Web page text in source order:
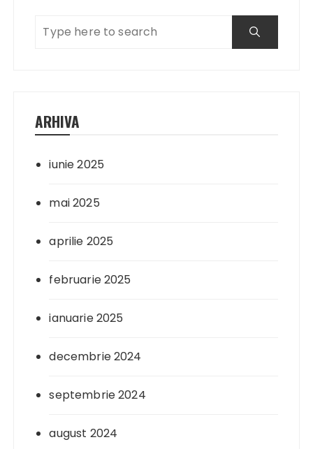
ARHIVA
iunie 2025
mai 2025
aprilie 2025
februarie 2025
ianuarie 2025
decembrie 2024
septembrie 2024
august 2024